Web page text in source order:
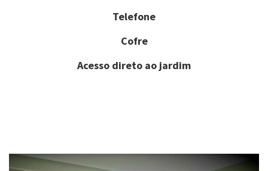
Telefone
Cofre
Acesso direto ao jardim